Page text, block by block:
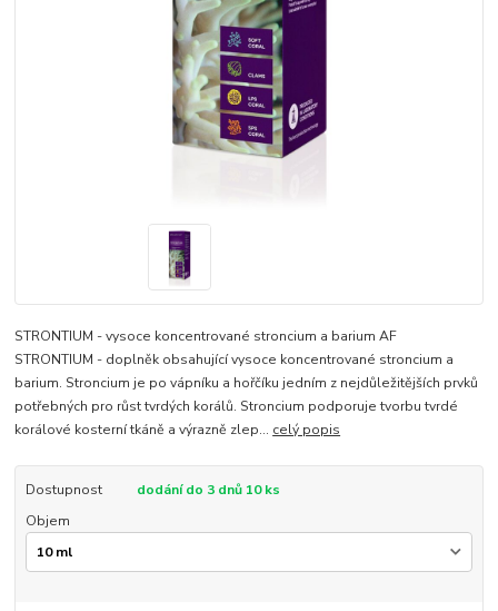
STRONTIUM - vysoce koncentrované stroncium a barium AF
STRONTIUM - doplněk obsahující vysoce koncentrované stroncium a
barium. Stroncium je po vápníku a hořčíku jedním z nejdůležitějších prvků
potřebných pro růst tvrdých korálů. Stroncium podporuje tvorbu tvrdé
korálové kosterní tkáně a výrazně zlep... celý popis
Dostupnost
dodání do 3 dnů 10 ks
Objem